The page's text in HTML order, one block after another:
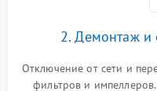
2. Демонтаж и
Отключение от сети и
фильтров и